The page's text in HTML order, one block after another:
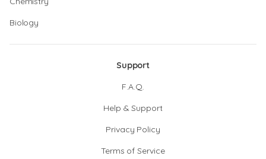
Biology
Support
F.A.Q.
Help & Support
Privacy Policy
Terms of Service